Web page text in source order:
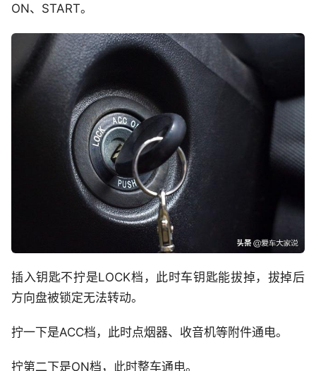
ON、START。
插入钥匙不拧是LOCK档，此时车钥匙能拔掉，拔掉后
方向盘被锁定无法转动。
拧一下是ACC档，此时点烟器、收音机等附件通电。
拧第二下是ON档，此时整车通电。